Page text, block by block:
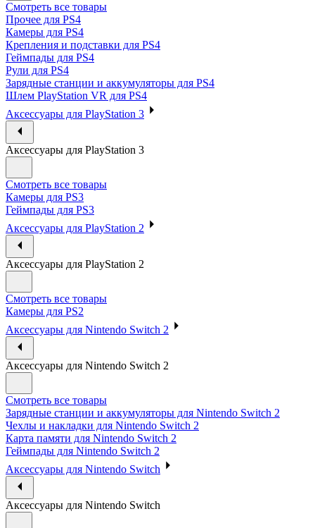
Смотреть все товары
Прочее для PS4
Камеры для PS4
Крепления и подставки для PS4
Геймпады для PS4
Рули для PS4
Зарядные станции и аккумуляторы для PS4
Шлем PlayStation VR для PS4
Аксессуары для PlayStation 3
Аксессуары для PlayStation 3
Смотреть все товары
Камеры для PS3
Геймпады для PS3
Аксессуары для PlayStation 2
Аксессуары для PlayStation 2
Смотреть все товары
Камеры для PS2
Аксессуары для Nintendo Switch 2
Аксессуары для Nintendo Switch 2
Смотреть все товары
Зарядные станции и аккумуляторы для Nintendo Switch 2
Чехлы и накладки для Nintendo Switch 2
Карта памяти для Nintendo Switch 2
Геймпады для Nintendo Switch 2
Аксессуары для Nintendo Switch
Аксессуары для Nintendo Switch